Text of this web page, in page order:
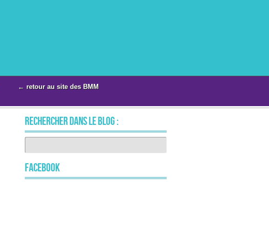
← retour au site des BMM
rechercher dans le blog :
Facebook